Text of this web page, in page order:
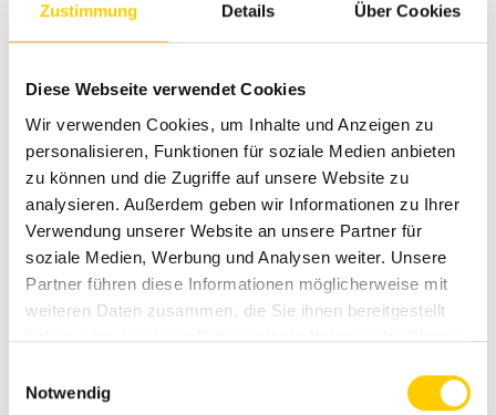
Zustimmung Details Über Cookies
Diese Webseite verwendet Cookies
Wir verwenden Cookies, um Inhalte und Anzeigen zu
personalisieren, Funktionen für soziale Medien anbieten
zu können und die Zugriffe auf unsere Website zu
analysieren. Außerdem geben wir Informationen zu Ihrer
Verwendung unserer Website an unsere Partner für
soziale Medien, Werbung und Analysen weiter. Unsere
Partner führen diese Informationen möglicherweise mit
weiteren Daten zusammen, die Sie ihnen bereitgestellt
haben oder die sie im Rahmen Ihrer Nutzung der Dienste
Notwendig
REQUEST AN OFFER AND
GET MORE
INFORMATION
—
Finlay Request Form / ENG
REQUEST FOR MORE INFORMATION AND GET
AN OFFER